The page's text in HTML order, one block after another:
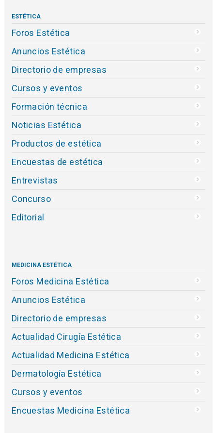
ESTÉTICA
Foros Estética
Anuncios Estética
Directorio de empresas
Cursos y eventos
Formación técnica
Noticias Estética
Productos de estética
Encuestas de estética
Entrevistas
Concurso
Editorial
MEDICINA ESTÉTICA
Foros Medicina Estética
Anuncios Estética
Directorio de empresas
Actualidad Cirugía Estética
Actualidad Medicina Estética
Dermatología Estética
Cursos y eventos
Encuestas Medicina Estética